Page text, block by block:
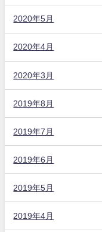
2020年5月
2020年4月
2020年3月
2019年8月
2019年7月
2019年6月
2019年5月
2019年4月